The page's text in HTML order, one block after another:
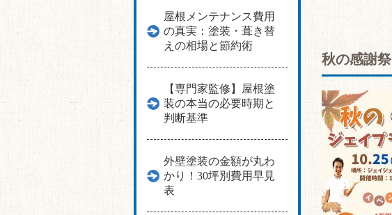
秋の感謝祭
屋根メンテナンス費用
の真実：塗装・葺き替
えの相場と節約術
【専門家監修】屋根塗
装の本当の必要時期と
判断基準
外壁塗装の金額が丸わ
かり！30坪別費用早見
表